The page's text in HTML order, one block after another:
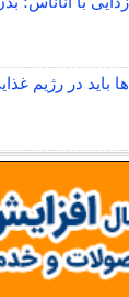
باید در رژیم